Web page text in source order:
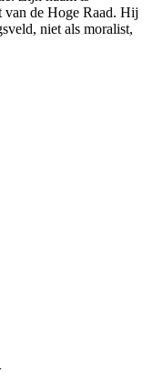
van de Hoge Raad. Hij
niet als moralist,